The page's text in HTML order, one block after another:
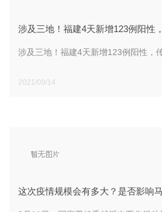
涉及三地！福建4天新增123例阳性
涉及三地！福建4天新增123例阳性，
2021/09/14
这次疫情规模会有多大？是否影响